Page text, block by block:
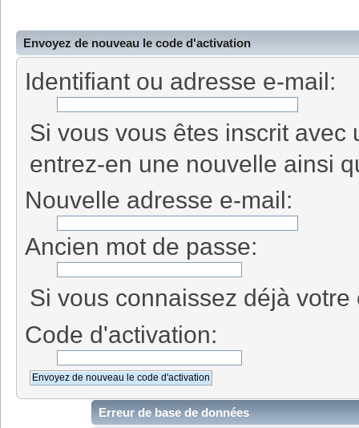
Envoyez de nouveau le code d'activation
Identifiant ou adresse e-mail:
Si vous vous êtes inscrit
entrez-en une nouvelle ainsi
Nouvelle adresse e-mail:
Ancien mot de passe:
Si vous connaissez déjà
Code d'activation:
Erreur de base de données